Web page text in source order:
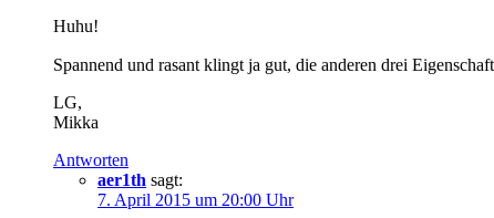
Huhu!
Spannend und rasant klingt ja gut, die anderen drei
LG,
Mikka
Antworten
aer1th sagt:
7. April 2015 um 20:00 Uhr